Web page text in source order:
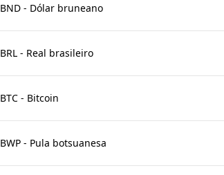
BND - Dólar bruneano
BRL - Real brasileiro
BTC - Bitcoin
BWP - Pula botsuanesa